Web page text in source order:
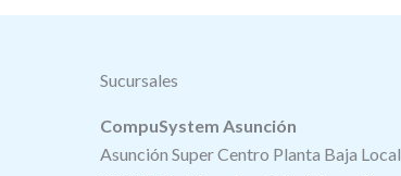
Sucursales
CompuSystem Asunción
Asunción Super Centro Planta Baja Local